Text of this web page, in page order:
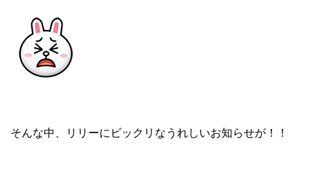
そんな中、リリーにビックリなうれしいお知らせが！！